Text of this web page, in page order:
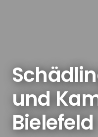
und
Bielefeld